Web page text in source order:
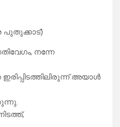
പുതുക്കാട്)
നന്നേ
അയാൾ